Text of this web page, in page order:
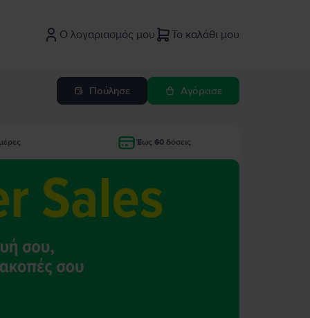
Ο λογαριασμός μου Το καλάθι μου
Πούλησε Αγόρασε
Έως 60 δόσεις